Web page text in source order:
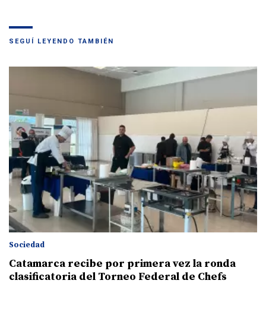
SEGUÍ LEYENDO TAMBIÉN
Sociedad
Catamarca recibe por primera vez la ronda
clasificatoria del Torneo Federal de Chefs